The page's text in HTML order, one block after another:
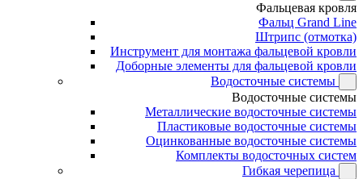
Фальцевая кровля
Фальц Grand Line
Штрипс (отмотка)
Инструмент для монтажа фальцевой кровли
Доборные элементы для фальцевой кровли
Водосточные системы
Водосточные системы
Металлические водосточные системы
Пластиковые водосточные системы
Оцинкованные водосточные системы
Комплекты водосточных систем
Гибкая черепица